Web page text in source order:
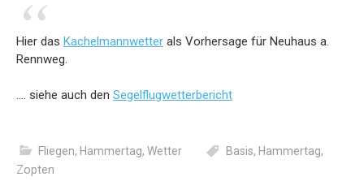
Hier das Kachelmannwetter als Vorhersage für Neuhaus a.
Rennweg.
…. siehe auch den Segelflugwetterbericht
Fliegen, Hammertag, Wetter Basis, Hammertag,
Zopten